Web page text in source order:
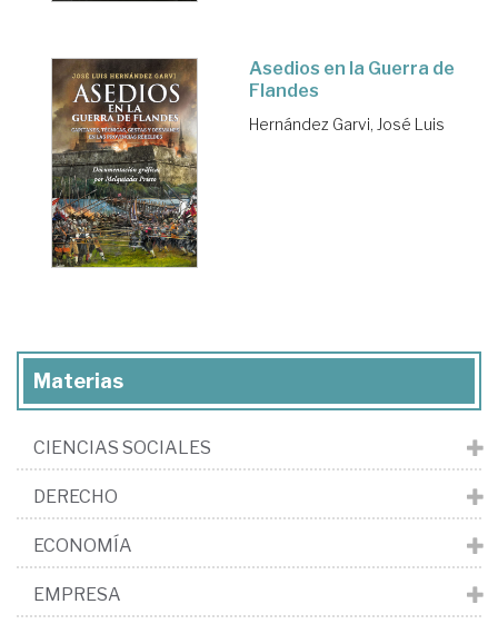
Asedios en la Guerra de
Flandes
Hernández Garvi, José Luis
Materias
CIENCIAS SOCIALES
DERECHO
ECONOMÍA
EMPRESA